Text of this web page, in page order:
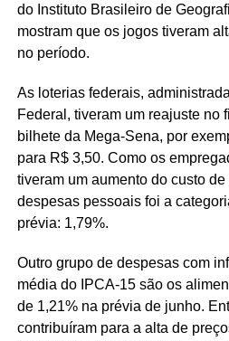
do Instituto Brasileiro de
mostram que os jogos tiveram
no período.
As loterias federais,
Federal, tiveram um reajuste no
bilhete da Mega-Sena, por
para R$ 3,50. Como os
tiveram um aumento do custo
despesas pessoais foi a
prévia: 1,79%.
Outro grupo de despesas com
média do IPCA-15 são os
de 1,21% na prévia de junho.
contribuíram para a alta de